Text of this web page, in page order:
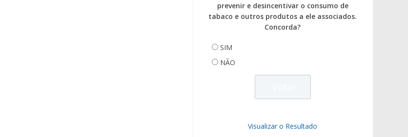
prevenir e desincentivar o consumo de
tabaco e outros produtos a ele associados.
Concorda?
SIM
NÃO
Visualizar o Resultado